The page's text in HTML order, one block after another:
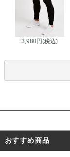
3,980円(税込)
おすすめ商品